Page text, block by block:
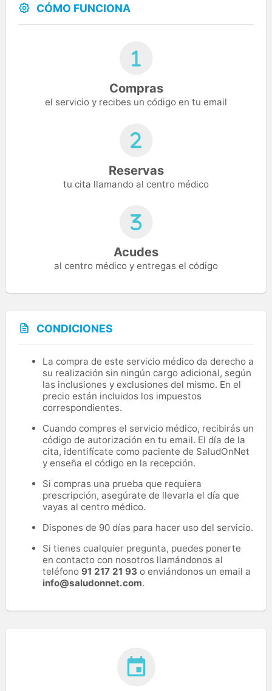
CÓMO FUNCIONA
Compras
el servicio y recibes un código en tu email
Reservas
tu cita llamando al centro médico
Acudes
al centro médico y entregas el código
CONDICIONES
La compra de este servicio médico da derecho a
su realización sin ningún cargo adicional, según
las inclusiones y exclusiones del mismo. En el
precio están incluidos los impuestos
correspondientes.
Cuando compres el servicio médico, recibirás un
código de autorización en tu email. El día de la
cita, identifícate como paciente de SaludOnNet
y enseña el código en la recepción.
Si compras una prueba que requiera
prescripción, asegúrate de llevarla el día que
vayas al centro médico.
Dispones de 90 días para hacer uso del servicio.
Si tienes cualquier pregunta, puedes ponerte
en contacto con nosotros llamándonos al
teléfono 91 217 21 93 o enviándonos un email a
info@saludonnet.com.